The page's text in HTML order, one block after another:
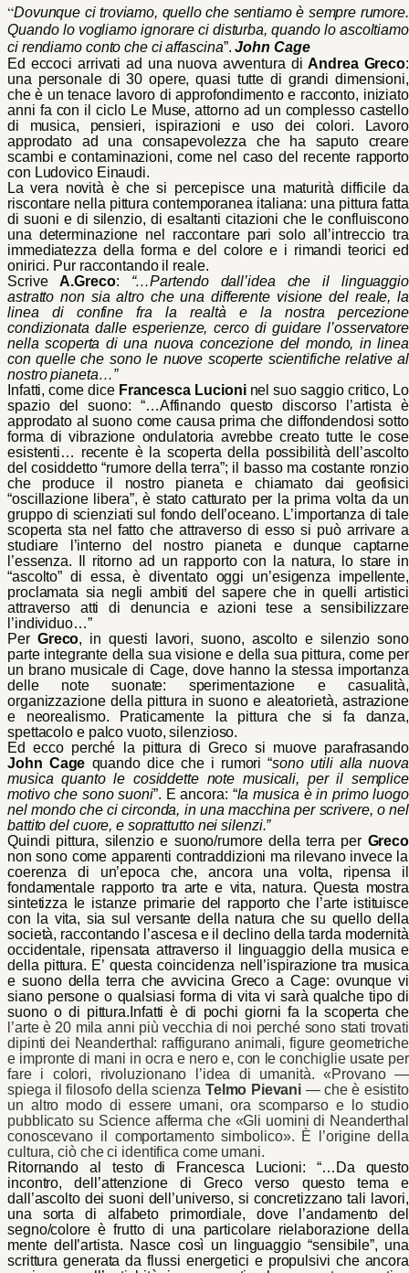
“Dovunque ci troviamo, quello che sentiamo è sempre rumore.
Quando lo vogliamo ignorare ci disturba, quando lo ascoltiamo
ci rendiamo conto che ci affascina”.John Cage
Ed eccoci arrivati ad una nuova avventura diAndrea Greco:
una personale di 30 opere, quasi tutte di grandi dimensioni,
che è un tenace lavoro di approfondimento e racconto, iniziato
anni fa con il ciclo Le Muse, attorno ad un complesso castello
di musica, pensieri, ispirazioni e uso dei colori. Lavoro
approdato ad una consapevolezza che ha saputo creare
scambi e contaminazioni, come nel caso del recente rapporto
con Ludovico Einaudi.
La vera novità è che si percepisce una maturità difficile da
riscontare nella pittura contemporanea italiana: una pittura fatta
di suoni e di silenzio, di esaltanti citazioni che le confluiscono
una determinazione nel raccontare pari solo all’intreccio tra
immediatezza della forma e del colore e i rimandi teorici ed
onirici. Pur raccontando il reale.
ScriveA.Greco: “…Partendo dall’idea che il linguaggio
astratto non sia altro che una differente visione del reale, la
linea di confine fra la realtà e la nostra percezione
condizionata dalle esperienze, cerco di guidare l’osservatore
nella scoperta di una nuova concezione del mondo, in linea
con quelle che sono le nuove scoperte scientifiche relative al
nostro pianeta…”
Infatti, come dice Francesca Lucioninel suo saggio critico, Lo
spazio del suono: “…Affinando questo discorso l’artista è
approdato al suono come causa prima che diffondendosi sotto
forma di vibrazione ondulatoria avrebbe creato tutte le cose
esistenti… recente è la scoperta della possibilità dell’ascolto
del cosiddetto “rumore della terra”; il basso ma costante ronzio
che produce il nostro pianeta e chiamato dai geofisici
“oscillazione libera”, è stato catturato per la prima volta da un
gruppo di scienziati sul fondo dell’oceano. L’importanza di tale
scoperta sta nel fatto che attraverso di esso si può arrivare a
studiare l’interno del nostro pianeta e dunque captarne
l’essenza. Il ritorno ad un rapporto con la natura, lo stare in
“ascolto” di essa, è diventato oggi un’esigenza impellente,
proclamata sia negli ambiti del sapere che in quelli artistici
attraverso atti di denuncia e azioni tese a sensibilizzare
l’individuo…”
Per Greco, in questi lavori, suono, ascolto e silenzio sono
parte integrante della sua visione e della sua pittura, come per
un brano musicale di Cage, dove hanno la stessa importanza
delle note suonate: sperimentazione e casualità,
organizzazione della pittura in suono e aleatorietà, astrazione
e neorealismo. Praticamente la pittura che si fa danza,
spettacolo e palco vuoto, silenzioso.
Ed ecco perché la pittura di Greco si muove parafrasando
John Cage quando dice che i rumori “sono utili alla nuova
musica quanto le cosiddette note musicali, per il semplice
motivo che sono suoni”. E ancora: “la musica è in primo luogo
nel mondo che ci circonda, in una macchina per scrivere, o nel
battito del cuore, e soprattutto nei silenzi.”
Quindi pittura, silenzio e suono/rumore della terra per Greco
non sono come apparenti contraddizioni ma rilevano invece la
coerenza di un’epoca che, ancora una volta, ripensa il
fondamentale rapporto tra arte e vita, natura. Questa mostra
sintetizza le istanze primarie del rapporto che l’arte istituisce
con la vita, sia sul versante della natura che su quello della
società, raccontando l’ascesa e il declino della tarda modernità
occidentale, ripensata attraverso il linguaggio della musica e
della pittura. E’ questa coincidenza nell’ispirazione tra musica
e suono della terra che avvicina Greco a Cage: ovunque vi
siano persone o qualsiasi forma di vita vi sarà qualche tipo di
suono o di pittura. Infatti è di pochi giorni fa la scoperta che
l’arte è 20 mila anni più vecchia di noi perché sono stati trovati
dipinti dei Neanderthal: raffigurano animali, figure geometriche
e impronte di mani in ocra e nero e, con le conchiglie usate per
fare i colori, rivoluzionano l’idea di umanità. «Provano —
spiega il filosofo della scienza Telmo Pievani — che è esistito
un altro modo di essere umani, ora scomparso elo studio
pubblicato su Science afferma che «Gli uomini di Neanderthal
conoscevano il comportamento simbolico». È l’origine della
cultura, ciò che ci identifica come umani.
Ritornando al testo di Francesca Lucioni: “…Da questo
incontro, dell’attenzione di Greco verso questo tema e
dall’ascolto dei suoni dell’universo, si concretizzano tali lavori,
una sorta di alfabeto primordiale, dove l’andamento del
segno/colore è frutto di una particolare rielaborazione della
mente dell’artista. Nasce così un linguaggio “sensibile”, una
scrittura generata da flussi energetici e propulsivi che ancora